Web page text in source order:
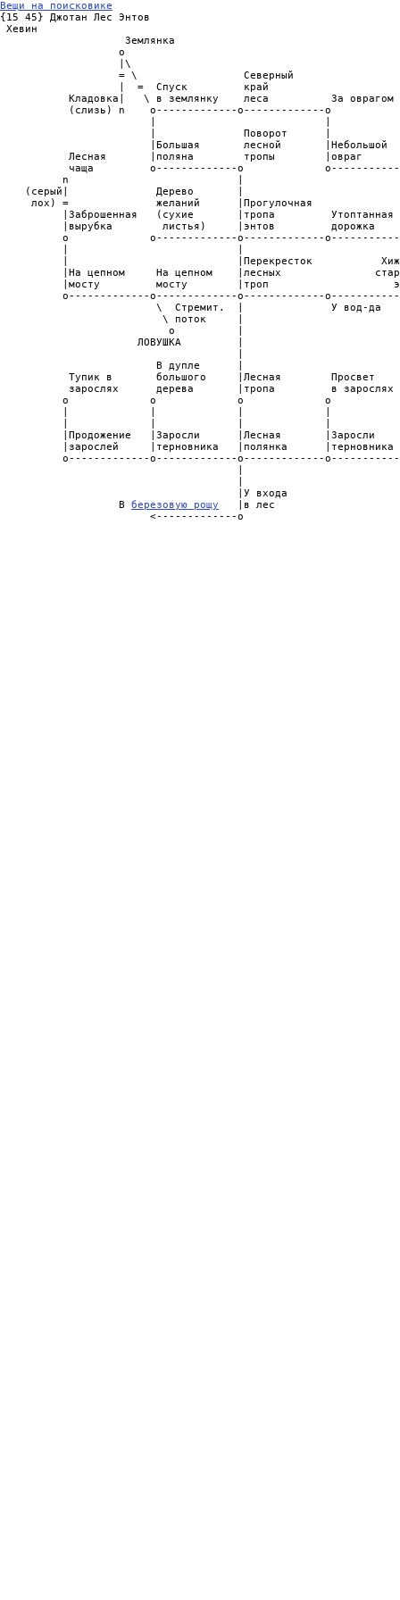
Вещи на поисковике
{15 45} Джотан Лес Энтов
Хевин
                    Землянка
                   o
                   |\
                   = \                 Северный
                   |  =  Спуск         край
           Кладовка|   \ в землянку    леса          За оврагом
           (слизь) n    o-------------o-------------o
|              Поворот      |
|Большая       лесной       |Небольшой
Лесная       |поляна        тропы        |овраг
чаща         o-------------o
n                           |
(серый|              Дерево       |
лох) =              желаний      |Прогулочная
|Заброшенная   (сухие       |тропа         Утоптанная
|вырубка        листья)     |энтов         дорожка
o             o-------------o-------------
|                           |Перекресток
|На цепном     На цепном    |лесных
|мосту         мосту        |троп
o-------------o-------------o-------------
\  Стремит.  |              У вод-да
\ поток     |
o          |
ЛОВУШКА         |
                         В дупле      |
Тупик в       большого     |Лесная        Просвет
зарослях      дерева       |тропа         в зарослях
o             o             o             o
|Продожение   |Заросли      |Лесная       |Заросли
|зарослей     |терновника   |полянка      |терновника
o-------------o-------------o-------------
                                      |У входа
                   В
березовую рощу
   |в лес